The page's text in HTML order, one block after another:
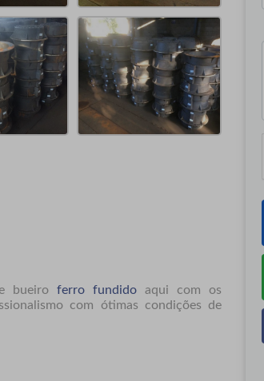
bueiroferro fundido aqui com os
com ótimas condições de